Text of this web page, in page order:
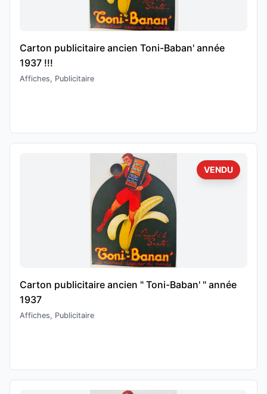
Carton publicitaire ancien Toni-Baban' année
1937 !!!
Affiches, Publicitaire
VENDU
Carton publicitaire ancien " Toni-Baban' " année
1937
Affiches, Publicitaire